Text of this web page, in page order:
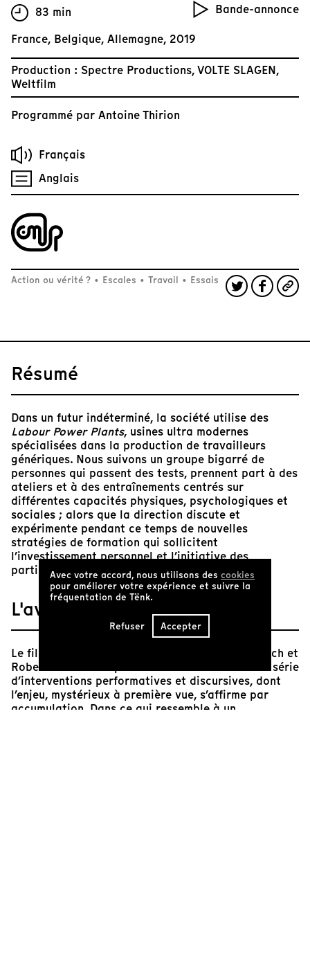
Bande-annonce
83 min
France, Belgique, Allemagne, 2019
Production : Spectre Productions, VOLTE SLAGEN,
Weltfilm
Programmé par Antoine Thirion
Français
Anglais
Action ou vérité ? • Escales • Travail • Essais
Résumé
Dans un futur indéterminé, la société utilise des
Labour Power Plants, usines ultra modernes
spécialisées dans la production de travailleurs
génériques. Nous suivons un groupe bigarré de
personnes qui passent des tests, prennent part à des
ateliers et à des entraînements centrés sur
différentes capacités physiques, psychologiques et
sociales ; alors que la direction discute et
expérimente pendant ce temps de nouvelles
stratégies de formation qui sollicitent
l’investissement personnel et l’initiative des
participants
L'avis de Tënk
Le film des artistes allemands Romana Schmalisch et
Robert Schlicht se présente sous la forme d’une série
d’interventions performatives et discursives, dont
l’enjeu, mystérieux à première vue, s’affirme par
accumulation. Dans ce qui ressemble à un
Avec votre accord, nous utilisons des cookies
pour améliorer votre expérience et suivre la
fréquentation de Tënk.
Refuser Accepter